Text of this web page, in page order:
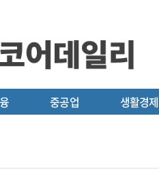
중공업 생활경제